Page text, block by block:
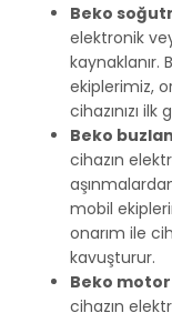
Beko
elektronik
kaynaklanır.
ekiplerimiz,
cihazınızı
Beko
cihazın
mobil
onarım ile
kavuşturur.
Beko
cihazın